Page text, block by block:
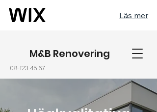
Läs mer